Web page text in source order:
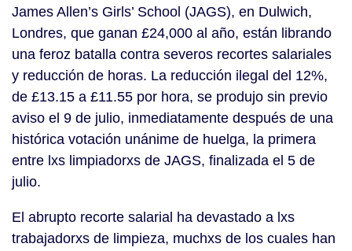
James Allen’s Girls’ School (JAGS), en Dulwich,
Londres, que ganan £24,000 al año, están librando
una feroz batalla contra severos recortes salariales
y reducción de horas. La reducción ilegal del 12%,
de £13.15 a £11.55 por hora, se produjo sin previo
aviso el 9 de julio, inmediatamente después de una
histórica votación unánime de huelga, la primera
entre lxs limpiadorxs de JAGS, finalizada el 5 de
julio.
El abrupto recorte salarial ha devastado a lxs
trabajadorxs de limpieza, muchxs de los cuales han